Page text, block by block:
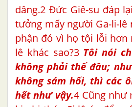
dâng.2 Đức Giê-su đáp
tưởng mấy người Ga-li-lê
phận đó vì họ tội lỗi hơn
lê khác sao?3 Tôi nói
không phải thế đâu;
không sám hối, thì các
hết như vậy.4 Cũng như